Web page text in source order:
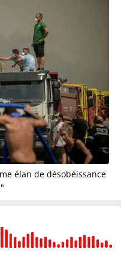
élan de désobéissance